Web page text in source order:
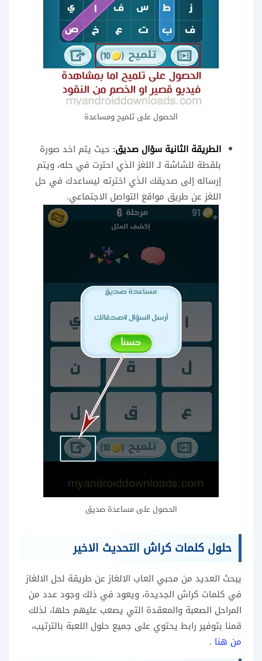
الحصول على تلميح ومساعدة
الطريقة الثانية سؤال صديق: حيث يتم اخد صورة
بلقطة للشاشة لـ اللغز الذي احترت في حله، ويتم
إرساله إلى صديقك الذي اخترته ليساعدك في حل
اللغز عن طريق مواقع التواصل الاجتماعي.
الحصول على مساعدة صديق
حلول كلمات كراش التحديث الاخير
يبحث العديد من محبي العاب الالغاز عن طريقة لحل الالغاز
في كلمات كراش الجديدة، ويعود في ذلك وجود عدد من
المراحل الصعبة والمعقدة التي يصعب عليهم حلها، لذلك
قمنا بتوفير رابط يحتوي على جميع حلول اللعبة بالترتيب،
من هنا .